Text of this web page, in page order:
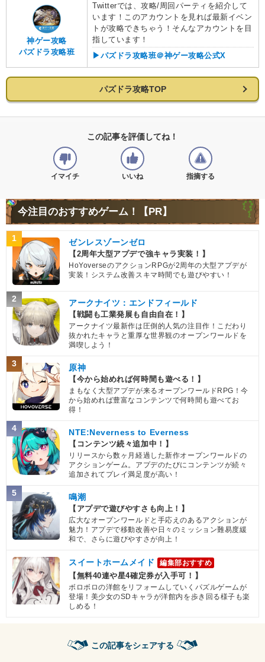
神ゲー攻略
パズドラ攻略班
Twitterでは、攻略/周回パーティを紹介して
います！このアカウントを見れば最新イベン
トが攻略できちゃう！そんなアカウントを目
指しています！
▶︎パズドラ攻略班＠神ゲー攻略公式X
パズドラ攻略TOP
この記事を評価してね！
イマイチ いいね 指摘する
今注目のおすすめゲーム！【PR】
1 ゼンレスゾーンゼロ
【2周年大型アプデで強キャラ実装！】
HoYoverseのアクションRPGが2周年の大型アプデが
実装！システム改善スキマ時間でも遊びやすい！
2 アークナイツ：エンドフィールド
【戦闘も工業発展も自由自在！】
アークナイツ最新作は圧倒的人気の注目作！こだわり
抜かれたキャラと重厚な世界観のオープンワールドを
満喫しよう！
3 原神
【今から始めれば何時間も遊べる！】
まもなく大型アプデが来るオープンワールドRPG！今
から始めれば豊富なコンテンツで何時間も遊べてお
得！
4 NTE:Neverness to Everness
【コンテンツ続々追加中！】
リリースから数ヶ月経過した新作オープンワールドの
アクションゲーム。アプデのたびにコンテンツが続々
追加されてプレイ満足度が高い！
5 鳴潮
【アプデで遊びやすさも向上！】
広大なオープンワールドと手応えのあるアクションが
魅力！アプデで移動改善や日々のミッション難易度緩
和で、さらに遊びやすさが向上！
スイートホームメイド 編集部おすすめ
【無料40連や星4確定券が入手可！】
ボロボロの洋館をリフォームしていくパズルゲームが
登場！美少女のSDキャラが洋館内を歩き回る様子も楽
しめる！
この記事をシェアする